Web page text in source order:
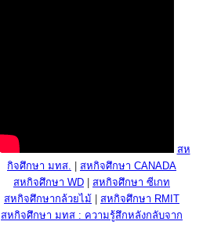
สห
กิจศึกษา มทส.
สหกิจศึกษา CANADA
สหกิจศึกษา WD
สหกิจศึกษา ซีเกท
สหกิจศึกษากล้วยไม้
สหกิจศึกษา RMIT
สหกิจศึกษา มทส : ความรู้สึกหลังกลับจาก